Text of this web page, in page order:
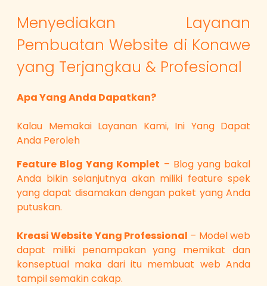
Menyediakan Layanan
Pembuatan Website di Konawe
yang Terjangkau & Profesional
Apa Yang Anda Dapatkan?
Kalau Memakai Layanan Kami, Ini Yang Dapat
Anda Peroleh
Feature Blog Yang Komplet – Blog yang bakal
Anda bikin selanjutnya akan miliki feature spek
yang dapat disamakan dengan paket yang Anda
putuskan.
Kreasi Website Yang Professional – Model web
dapat miliki penampakan yang memikat dan
konseptual maka dari itu membuat web Anda
tampil semakin cakap.